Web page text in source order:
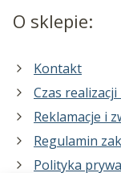
O sklepie:
Kontakt
Czas
Reklamacje i
Regulamin
Polityka